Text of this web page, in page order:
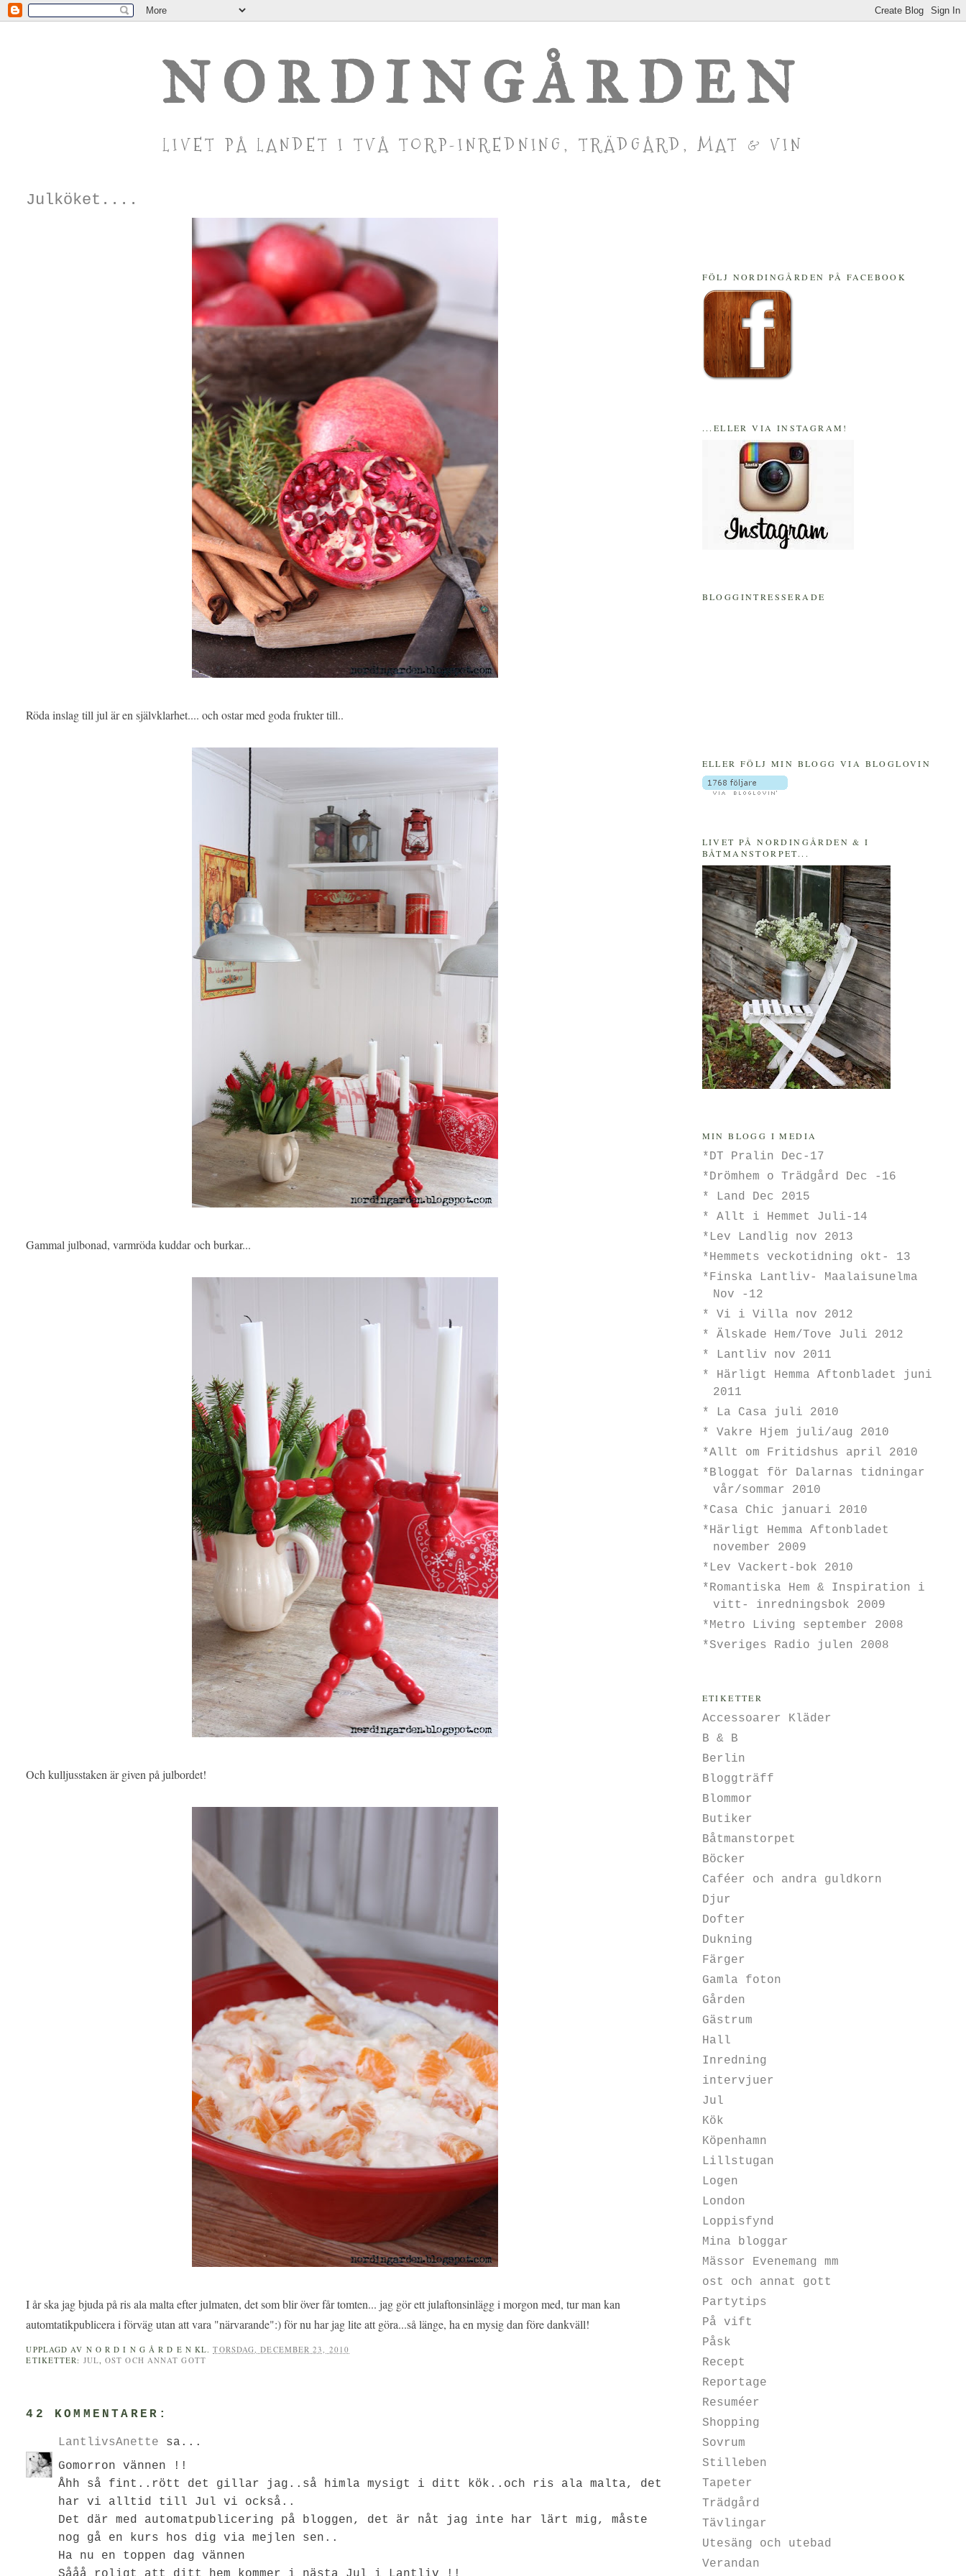
NORDINGÅRDEN
LIVET PÅ LANDET I TVÅ TORP-INREDNING, TRÄDGÅRD, MAT & VIN
Julköket....
Röda inslag till jul är en självklarhet.... och ostar med goda frukter till..
Gammal julbonad, varmröda kuddar och burkar...
Och kulljusstaken är given på julbordet!
I år ska jag bjuda på ris ala malta efter julmaten, det som blir över får tomten... jag gör ett julaftonsinlägg i morgon med, tur man kan
automtatikpublicera i förväg utan att vara "närvarande":) för nu har jag lite att göra...så länge, ha en mysig dan före dankväll!
UPPLAGD AV N O R D I N G Å R D E N KL.TORSDAG, DECEMBER 23, 2010
ETIKETTER: JUL,OST OCH ANNAT GOTT
42 KOMMENTARER:
LantlivsAnette sa...
Gomorron vännen !!
Åhh så fint..rött det gillar jag..så himla mysigt i ditt kök..och ris ala malta, det
har vi alltid till Jul vi också..
Det där med automatpublicering på bloggen, det är nåt jag inte har lärt mig, måste
nog gå en kurs hos dig via mejlen sen..
Ha nu en toppen dag vännen
FÖLJ NORDINGÅRDEN PÅ FACEBOOK
...ELLER VIA INSTAGRAM!
BLOGGINTRESSERADE
ELLER FÖLJ MIN BLOGG VIA BLOGLOVIN
LIVET PÅ NORDINGÅRDEN & I
BÅTMANSTORPET...
MIN BLOGG I MEDIA
*DT Pralin Dec-17
*Drömhem o Trädgård Dec -16
* Land Dec 2015
* Allt i Hemmet Juli-14
*Lev Landlig nov 2013
*Hemmets veckotidning okt- 13
*Finska Lantliv- Maalaisunelma
Nov -12
* Vi i Villa nov 2012
* Älskade Hem/Tove Juli 2012
* Lantliv nov 2011
* Härligt Hemma Aftonbladet juni
2011
* La Casa juli 2010
* Vakre Hjem juli/aug 2010
*Allt om Fritidshus april 2010
*Bloggat för Dalarnas tidningar
vår/sommar 2010
*Casa Chic januari 2010
*Härligt Hemma Aftonbladet
november 2009
*Lev Vackert-bok 2010
*Romantiska Hem & Inspiration i
vitt- inredningsbok 2009
*Metro Living september 2008
*Sveriges Radio julen 2008
ETIKETTER
Accessoarer Kläder
B & B
Berlin
Bloggträff
Blommor
Butiker
Båtmanstorpet
Böcker
Caféer och andra guldkorn
Djur
Dofter
Dukning
Färger
Gamla foton
Gården
Gästrum
Hall
Inredning
intervjuer
Jul
Kök
Köpenhamn
Lillstugan
Logen
London
Loppisfynd
Mina bloggar
Mässor Evenemang mm
ost och annat gott
Partytips
På vift
Påsk
Recept
Reportage
Resuméer
Shopping
Sovrum
Stilleben
Tapeter
Trädgård
Tävlingar
Utesäng och utebad
Verandan